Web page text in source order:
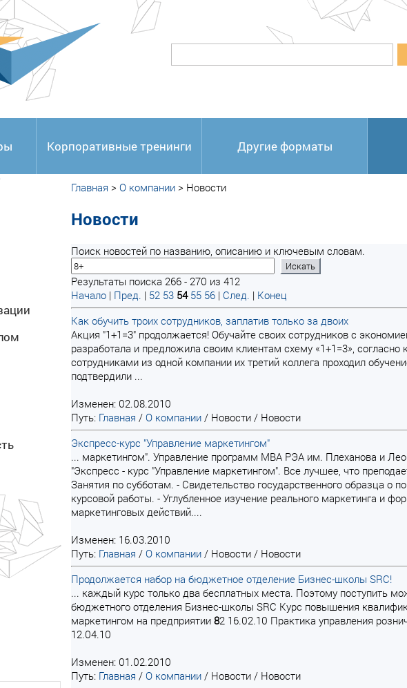
Корпоративные тренинги Другие форматы
Главная > О компании > Новости
Новости
Поиск новостей по названию, описанию и ключевым словам.
Результаты поиска 266 - 270 из 412
Начало | Пред. | 52 53 54 55 56 | След. | Конец
Как обучить троих сотрудников, заплатив только за двоих
Акция "1+1=3" продолжается! Обучайте своих сотрудников с
разработала и предложила своим клиентам схему «1+1=3»,
сотрудниками из одной компании их третий коллега проходил
подтвердили ...
Изменен: 02.08.2010
Путь: Главная / О компании / Новости / Новости
Экспресс-курс "Управление маркетингом"
... маркетингом". Управление программ МВА РЭА им. Плеханова и
"Экспресс - курс "Управление маркетингом". Все лучшее, что
Занятия по субботам. - Свидетельство государственного образца о
курсовой работы. - Углубленное изучение реального маркетинга и
маркетинговых действий....
Изменен: 16.03.2010
Путь: Главная / О компании / Новости / Новости
Продолжается набор на бюджетное отделение Бизнес-школы SRC!
... каждый курс только два бесплатных места. Поэтому поступить
бюджетного отделения Бизнес-школы SRC Курс повышения
маркетингом на предприятии 82 16.02.10 Практика управления
12.04.10
Изменен: 01.02.2010
Путь: Главная / О компании / Новости / Новости